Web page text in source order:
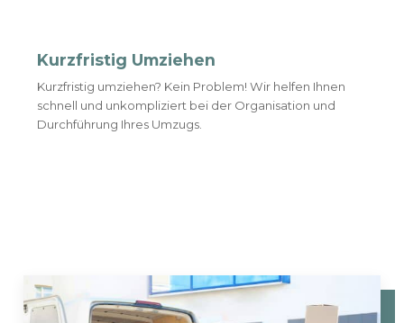
Kurzfristig Umziehen
Kurzfristig umziehen? Kein Problem! Wir helfen Ihnen
schnell und unkompliziert bei der Organisation und
Durchführung Ihres Umzugs.